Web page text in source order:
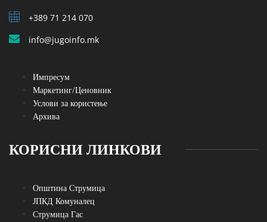
+389 71 214 070
info@jugoinfo.mk
Импресум
Маркетинг/Ценовник
Услови за користење
Архива
КОРИСНИ ЛИНКОВИ
Општина Струмица
ЈПКД Комуналец
Струмица Гас